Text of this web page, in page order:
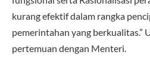
kurang efektif dalam rangka
pemerintahan yang berkualitas.”
pertemuan dengan Menteri.